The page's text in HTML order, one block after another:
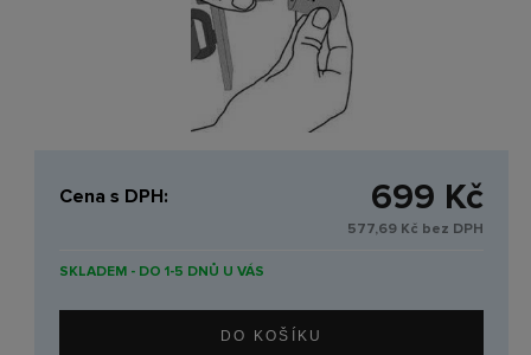
Cena s DPH: 699 Kč
577,69 Kč bez DPH
SKLADEM - DO 1-5 DNŮ U VÁS